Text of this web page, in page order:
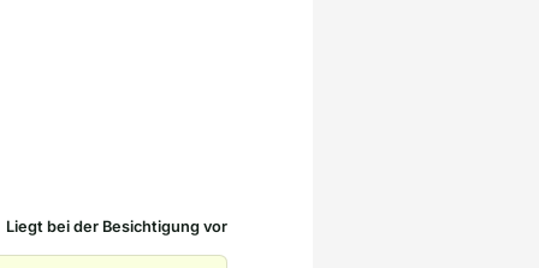
Liegt bei der Besichtigung vor